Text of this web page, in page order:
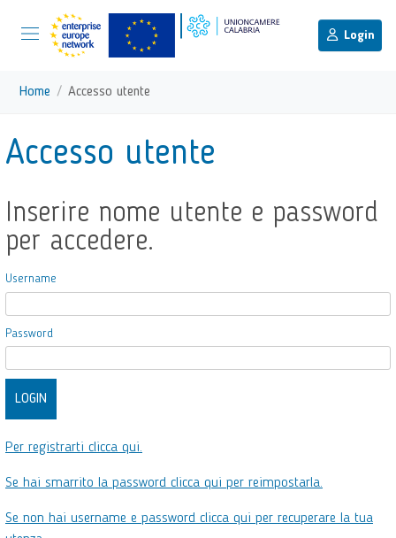
Vai ai contenuti
Login
torna al menu di scelta rapida
Menu di navigazione principale
Home Accesso utente
torna al menu di scelta rapida
Accesso utente
Inserire nome utente e password
per accedere.
Username
Password
Per registrarti clicca qui.
Se hai smarrito la password clicca qui per reimpostarla.
Se non hai username e password clicca qui per recuperare la tua